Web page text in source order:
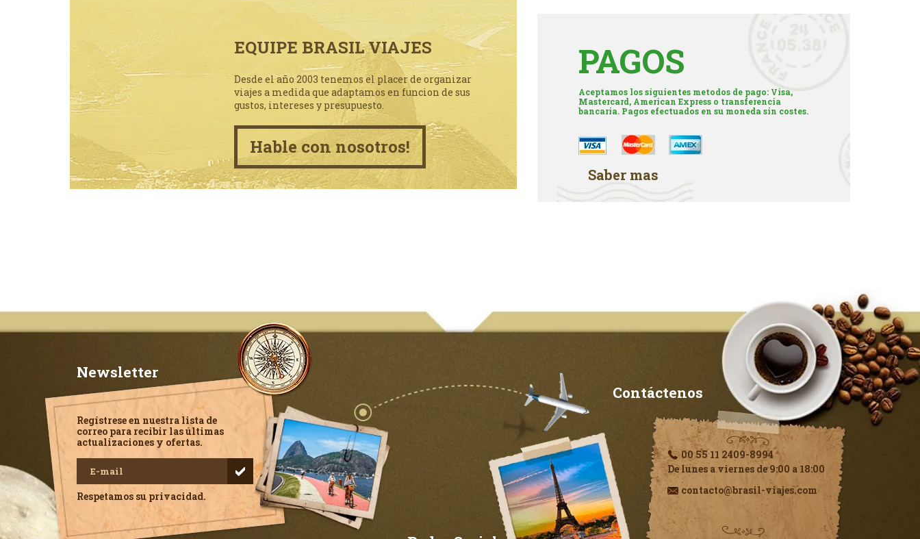
EQUIPE BRASIL VIAJES
Desde el año 2003 tenemos el placer de organizar
viajes a medida que adaptamos en funcion de sus
gustos, intereses y presupuesto.
Hable con nosotros!
PAGOS
Aceptamos los siguientes metodos de pago: Visa,
Mastercard, American Express o transferencia
bancaria. Pagos efectuados en su moneda sin costes.
Saber mas
Newsletter
Regístrese en nuestra lista de
correo para recibir las últimas
actualizaciones y ofertas.
Respetamos su privacidad.
Contáctenos
00 55 11 2409-8994
De lunes a viernes de 9:00 a 18:00
contacto@brasil-viajes.com